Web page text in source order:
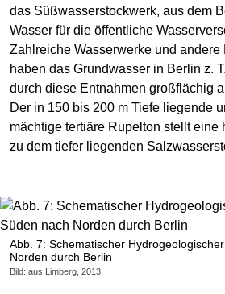
das Süßwasserstockwerk, aus dem
Wasser für die öffentliche
Zahlreiche Wasserwerke und andere
haben das Grundwasser in Berlin z.
durch diese Entnahmen großflächig
Der in 150 bis 200 m Tiefe liegende
mächtige tertiäre Rupelton stellt eine
zu dem tiefer liegenden
Abb. 7: Schematischer
Norden durch Berlin
Bild: aus Limberg, 2013